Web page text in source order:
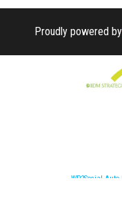
Proudly powered by
WP2Social